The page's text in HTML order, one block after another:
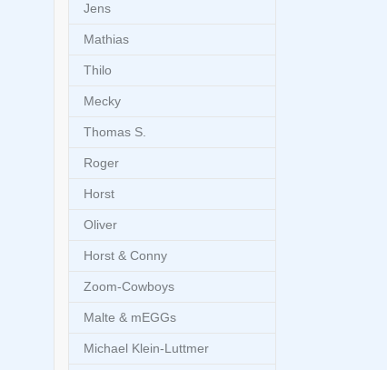
Jens
Mathias
Thilo
Mecky
Thomas S.
Roger
Horst
Oliver
Horst & Conny
Zoom-Cowboys
Malte & mEGGs
Michael Klein-Luttmer